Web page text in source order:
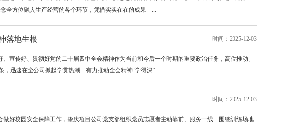
全方位融入生产经营的各个环节，凭借实实在在的成果，...
时间：2025-12-03
落地生根
宣传好、贯彻好党的二十届四中全会精神作为当前和今后一个时期的重要政治任务，高位推动、
迅速在全公司掀起学贯热潮，有力推动全会精神“学得深”...
时间：2025-12-03
好校园安全保障工作，肇庆项目公司党支部组织党员志愿者主动靠前、服务一线，围绕训练场地